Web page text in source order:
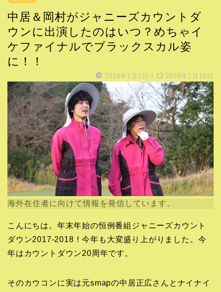
中居＆岡村がジャニーズカウントダ
ウンに出演したのはいつ？めちゃイ
ケファイナルでブラックスカル姿
に！！
2018年1月2日 / 2018年1月15日
海外在住者に向けて情報を発信しています。
こんにちは。年末年始の恒例番組ジャニーズカウント
ダウン2017-2018！今年も大変盛り上がりました。今
年はカウントダウン20周年です。
そのカウコンに実は元smapの中居正広さんとナイナイ